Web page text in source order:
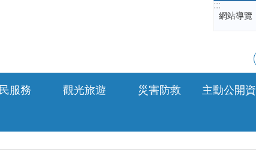
:::
網站導覽
服務 觀光旅遊 災害防救 主動公開